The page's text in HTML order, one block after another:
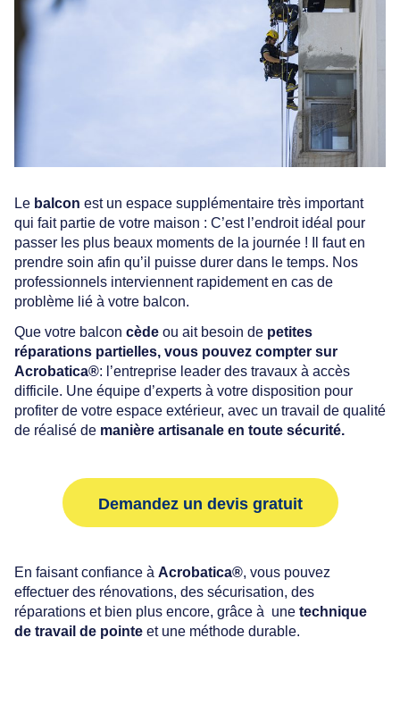
Le balcon est un espace supplémentaire très important
qui fait partie de votre maison : C’est l’endroit idéal pour
passer les plus beaux moments de la journée ! Il faut en
prendre soin afin qu’il puisse durer dans le temps. Nos
professionnels interviennent rapidement en cas de
problème lié à votre balcon.
Que votre balcon cède ou ait besoin de petites
réparations partielles, vous pouvez compter sur
Acrobatica®: l’entreprise leader des travaux à accès
difficile. Une équipe d’experts à votre disposition pour
profiter de votre espace extérieur, avec un travail de qualité
de réalisé de manière artisanale en toute sécurité.
Demandez un devis gratuit
En faisant confiance à Acrobatica®, vous pouvez
effectuer des rénovations, des sécurisation, des
réparations et bien plus encore, grâce à une technique
de travail de pointe et une méthode durable.